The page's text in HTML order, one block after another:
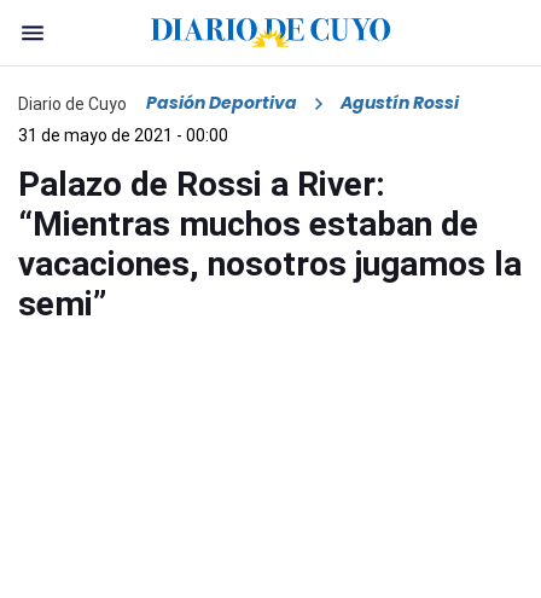
Diario de Cuyo Pasión Deportiva Agustín Rossi
31 de mayo de 2021 - 00:00
Palazo de Rossi a River:
“Mientras muchos estaban de
vacaciones, nosotros jugamos la
semi”